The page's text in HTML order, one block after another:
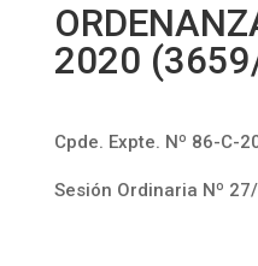
2020
Cpde. Expte. Nº 86-C-
Sesión Ordinaria Nº